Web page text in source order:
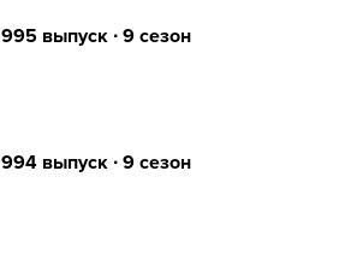
995 выпуск ∙ 9 сезон
994 выпуск ∙ 9 сезон